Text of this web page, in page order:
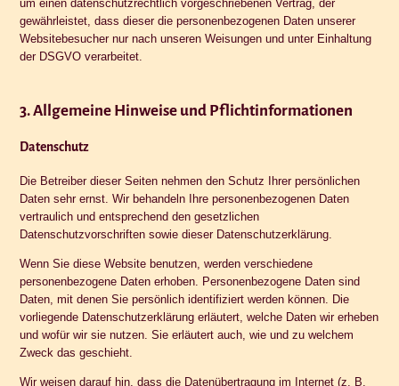
um einen datenschutzrechtlich vorgeschriebenen Vertrag, der
gewährleistet, dass dieser die personenbezogenen Daten unserer
Websitebesucher nur nach unseren Weisungen und unter Einhaltung
der DSGVO verarbeitet.
3. Allgemeine Hinweise und Pflicht­informationen
Datenschutz
Die Betreiber dieser Seiten nehmen den Schutz Ihrer persönlichen
Daten sehr ernst. Wir behandeln Ihre personenbezogenen Daten
vertraulich und entsprechend den gesetzlichen
Datenschutzvorschriften sowie dieser Datenschutzerklärung.
Wenn Sie diese Website benutzen, werden verschiedene
personenbezogene Daten erhoben. Personenbezogene Daten sind
Daten, mit denen Sie persönlich identifiziert werden können. Die
vorliegende Datenschutzerklärung erläutert, welche Daten wir erheben
und wofür wir sie nutzen. Sie erläutert auch, wie und zu welchem
Zweck das geschieht.
Wir weisen darauf hin, dass die Datenübertragung im Internet (z. B.